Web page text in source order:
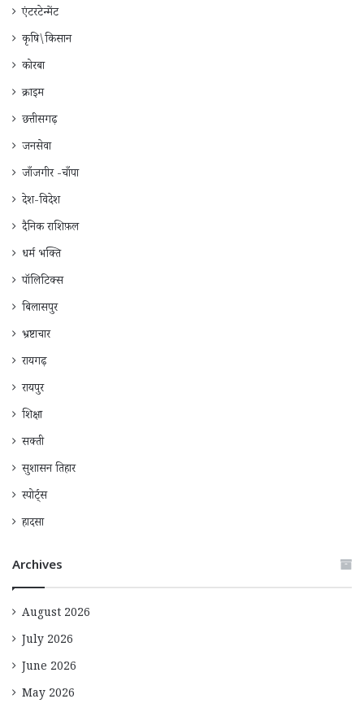
एंटरटेन्मेंट
कृषि\किसान
कोरबा
क्राइम
छत्तीसगढ़
जनसेवा
जाँजगीर -चाँपा
देश-विदेश
दैनिक राशिफ़ल
धर्म भक्ति
पॉलिटिक्स
बिलासपुर
भ्रष्टाचार
रायगढ़
रायपुर
शिक्षा
सक्ती
सुशासन तिहार
स्पोर्ट्स
हादसा
Archives
August 2026
July 2026
June 2026
May 2026